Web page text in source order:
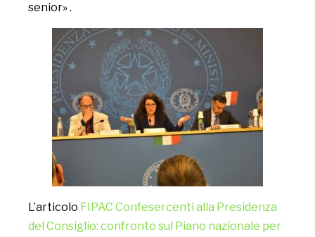
senior» .
L’articolo FIPAC Confesercenti alla Presidenza
del Consiglio: confronto sul Piano nazionale per